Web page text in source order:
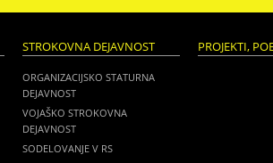
STROKOVNA DEJAVNOST
ORGANIZACIJSKO STATURNA
DEJAVNOST
VOJAŠKO STROKOVNA
DEJAVNOST
SODELOVANJE V RS
PROJEKTI,